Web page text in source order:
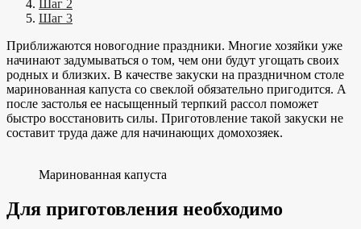
Шаг 2
Шаг 3
Приближаются новогодние праздники. Многие хозяйки уже
начинают задумываться о том, чем они будут угощать своих
родных и близких. В качестве закуски на праздничном столе
маринованная капуста со свеклой обязательно пригодится. А
после застолья ее насыщенный терпкий рассол поможет
быстро восстановить силы. Приготовление такой закуски не
составит труда даже для начинающих домохозяек.
Маринованная капуста
Для приготовления необходимо